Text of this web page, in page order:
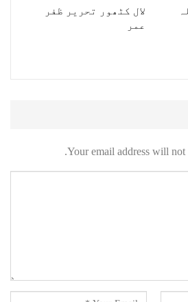
لال کٹھور تحریر ظفر
عمر
Your email address will not